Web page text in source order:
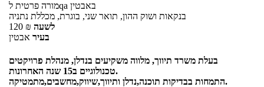
מורה פרטיתלqa באבטין
בנקאות ושוק ההון, תואר שני, בוגרת, מכללת נתניה
120 ₪ לשעה
בעיר אבטין
בעלת משרד תיווך, מלווה משקיעים בנדלן, מנהלת פרויקטים
טכנולוגיים ב15 שנה האחרונות.
התמחות בבדיקות תוכנה,נדלן ותיווך,שיווק,מחשבים,מתמטיקה.